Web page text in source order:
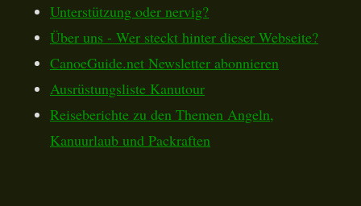
Unterstützung oder nervig?
Über uns - Wer steckt hinter dieser Webseite?
CanoeGuide.net Newsletter abonnieren
Ausrüstungsliste Kanutour
Reiseberichte zu den Themen Angeln,
Kanuurlaub und Packraften